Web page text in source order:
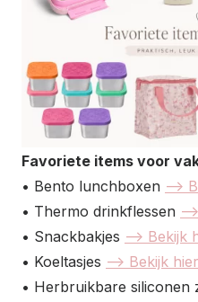
Favoriete items voor
• Bento lunchboxen –>
• Thermo drinkflessen
• Snackbakjes –> Bekijk
• Koeltasjes –> Bekijk hier
• Herbruikbare siliconen